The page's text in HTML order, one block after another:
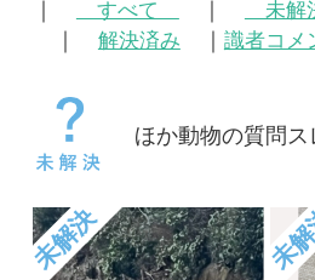
ほか動物の質問スレッド
未解決